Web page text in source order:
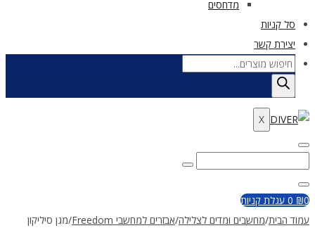
מדחסים
סל קניות
יצירת קשר
Products
search
X
Enter
Keywordfor:
Close
₪0
0 עגלת קניות
עמוד הבית/מחשבים ומדים לצלילה/אבזרים למחשבי Freedom /מגן סיליקון